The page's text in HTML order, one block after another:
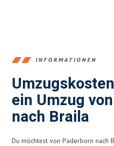
INFORMATIONEN
ein Umzug
nach Braila
Du möchtest von Paderborn nach